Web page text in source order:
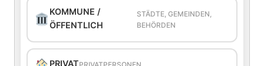
KOMMUNE /
ÖFFENTLICH
STÄDTE, GEMEINDEN,
BEHÖRDEN
PRIVAT